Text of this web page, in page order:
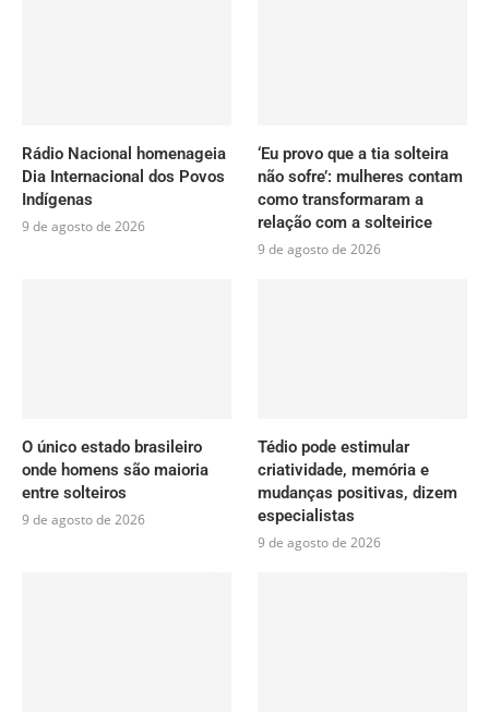
Rádio Nacional homenageia
Dia Internacional dos Povos
Indígenas
9 de agosto de 2026
‘Eu provo que a tia solteira
não sofre’: mulheres contam
como transformaram a
relação com a solteirice
9 de agosto de 2026
O único estado brasileiro
onde homens são maioria
entre solteiros
9 de agosto de 2026
Tédio pode estimular
criatividade, memória e
mudanças positivas, dizem
especialistas
9 de agosto de 2026